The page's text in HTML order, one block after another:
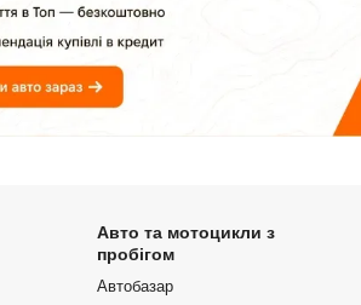
Авто та мотоцикли з
пробігом
Автобазар